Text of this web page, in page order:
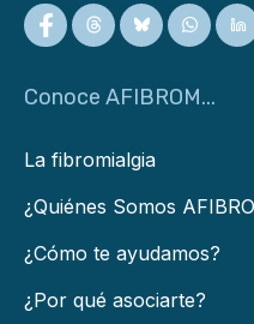
Conoce AFIBROM...
La fibromialgia
¿Quiénes Somos
¿Cómo te ayudamos?
¿Por qué asociarte?